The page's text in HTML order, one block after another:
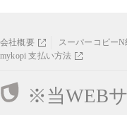
会社概要 スーパーコピーN
mykopi 支払い方法
※当WEB